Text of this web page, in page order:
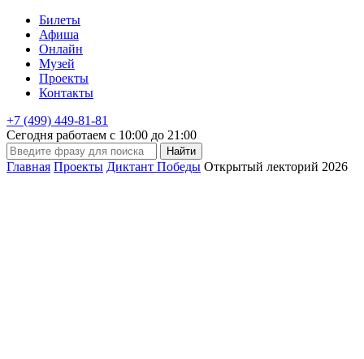
Билеты
Афиша
Онлайн
Музей
Проекты
Контакты
+7 (499) 449-81-81
Сегодня работаем с 10:00 до 21:00
Главная Проекты Диктант Победы Открытый лекторий 2026